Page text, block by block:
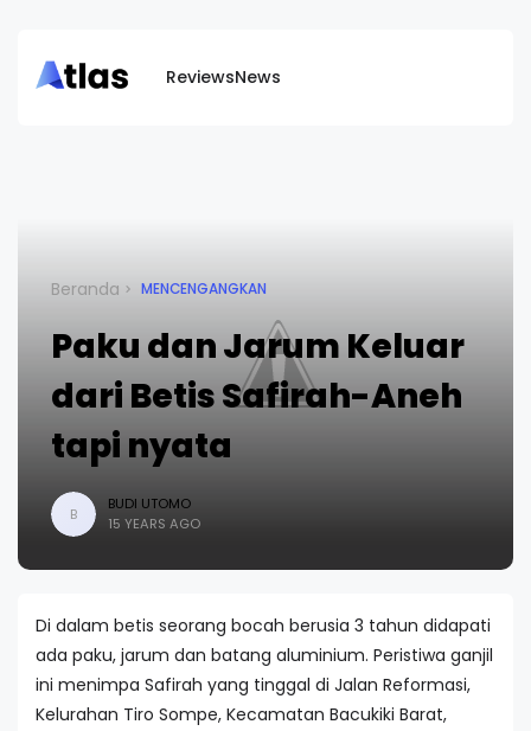
ReviewsNews
Beranda MENCENGANGKAN
Paku dan Jarum Keluar
dari Betis Safirah-Aneh
tapi nyata
B
BUDI UTOMO
15 YEARS AGO
Di dalam betis seorang bocah berusia 3 tahun didapati
ada paku, jarum dan batang aluminium. Peristiwa ganjil
ini menimpa Safirah yang tinggal di Jalan Reformasi,
Kelurahan Tiro Sompe, Kecamatan Bacukiki Barat,